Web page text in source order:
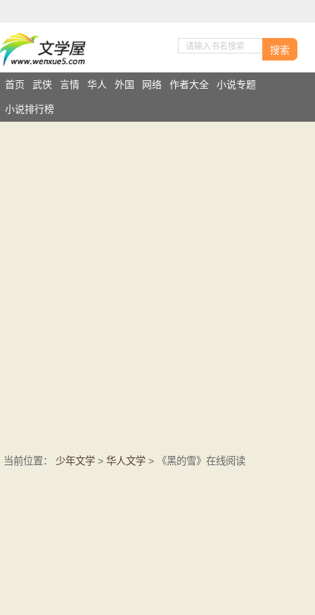
搜索
首页 武侠 言情 华人 外国 网络 作者大全 小说专题
小说排行榜
当前位置： 少年文学 > 华人文学 > 《黑的雪》在线阅读